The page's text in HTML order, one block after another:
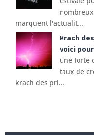
marquent l'actualit...
Krach
voici
une forte
taux de
krach des pri...